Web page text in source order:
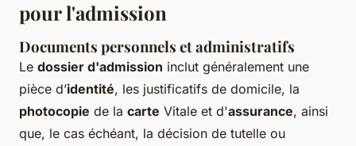
pour l'admission
Documents personnels et administratifs
Le dossier d'admission inclut généralement une
pièce d’identité, les justificatifs de domicile, la
photocopie de la carte Vitale et d'assurance, ainsi
que, le cas échéant, la décision de tutelle ou